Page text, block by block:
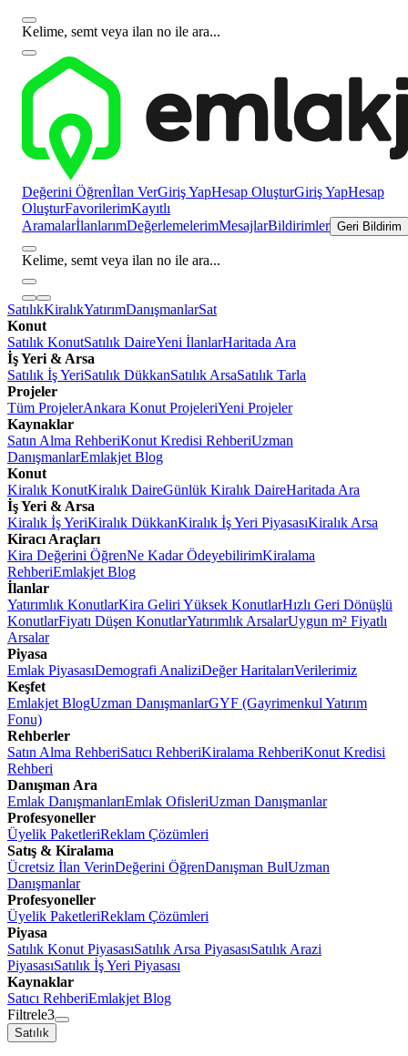
Kelime, semt veya ilan no ile ara...
Değerini Öğrenİlan VerGiriş YapHesap OluşturGiriş YapHesap
OluşturFavorilerimKayıtlı
AramalarİlanlarımDeğerlemelerimMesajlarBildirimler Geri Bildirim
Kelime, semt veya ilan no ile ara...
SatılıkKiralıkYatırımDanışmanlarSat
Konut
Satılık KonutSatılık DaireYeni İlanlarHaritada Ara
İş Yeri & Arsa
Satılık İş YeriSatılık DükkanSatılık ArsaSatılık Tarla
Projeler
Tüm ProjelerAnkara Konut ProjeleriYeni Projeler
Kaynaklar
Satın Alma RehberiKonut Kredisi RehberiUzman
DanışmanlarEmlakjet Blog
Konut
Kiralık KonutKiralık DaireGünlük Kiralık DaireHaritada Ara
İş Yeri & Arsa
Kiralık İş YeriKiralık DükkanKiralık İş Yeri PiyasasıKiralık Arsa
Kiracı Araçları
Kira Değerini ÖğrenNe Kadar ÖdeyebilirimKiralama
RehberiEmlakjet Blog
İlanlar
Yatırımlık KonutlarKira Geliri Yüksek KonutlarHızlı Geri Dönüşlü
KonutlarFiyatı Düşen KonutlarYatırımlık ArsalarUygun m² Fiyatlı
Arsalar
Piyasa
Emlak PiyasasıDemografi AnaliziDeğer HaritalarıVerilerimiz
Keşfet
Emlakjet BlogUzman DanışmanlarGYF (Gayrimenkul Yatırım
Fonu)
Rehberler
Satın Alma RehberiSatıcı RehberiKiralama RehberiKonut Kredisi
Rehberi
Danışman Ara
Emlak DanışmanlarıEmlak OfisleriUzman Danışmanlar
Profesyoneller
Üyelik PaketleriReklam Çözümleri
Satış & Kiralama
Ücretsiz İlan VerinDeğerini ÖğrenDanışman BulUzman
Danışmanlar
Profesyoneller
Üyelik PaketleriReklam Çözümleri
Piyasa
Satılık Konut PiyasasıSatılık Arsa PiyasasıSatılık Arazi
PiyasasıSatılık İş Yeri Piyasası
Kaynaklar
Satıcı RehberiEmlakjet Blog
Filtrele3
Satılık